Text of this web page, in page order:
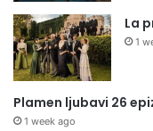
La
1
Plamen ljubavi 26
1 week ago